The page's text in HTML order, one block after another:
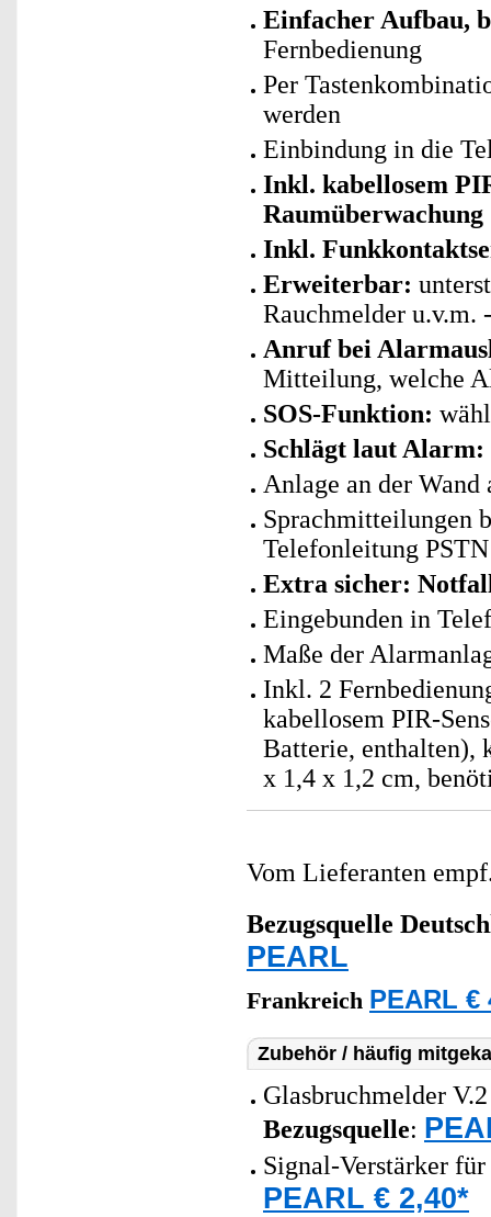
Einfacher Aufbau,
Fernbedienung
Per
werden
Einbindung in die
Inkl. kabellosem
Raumüberwachung
Inkl.
Erweiterbar:
Rauchmelder
Anruf bei
Mitteilung, welche
SOS-Funktion:
Schlägt laut Alarm:
Anlage an der
Sprachmitteilungen
Telefonleitung PSTN
Extra sicher:
Eingebunden in
Maße der
Inkl. 2
kabellosem PIR-
Batterie, enthalten),
x 1,4 x 1,2 cm,
Vom Lieferanten
Bezugsquelle
PEARL
Frankreich PEARL €
Zubehör / häufig
Glasbruchmelder
Bezugsquelle:
Signal-Verstärker
PEARL € 2,40*